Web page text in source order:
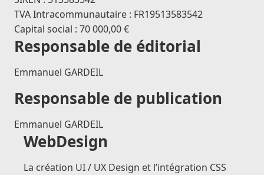
TVA Intracommunautaire : FR19513583542
Capital social : 70 000,00 €
Responsable de éditorial
Emmanuel GARDEIL
Responsable de publication
Emmanuel GARDEIL
WebDesign
La création UI / UX Design et l’intégration CSS